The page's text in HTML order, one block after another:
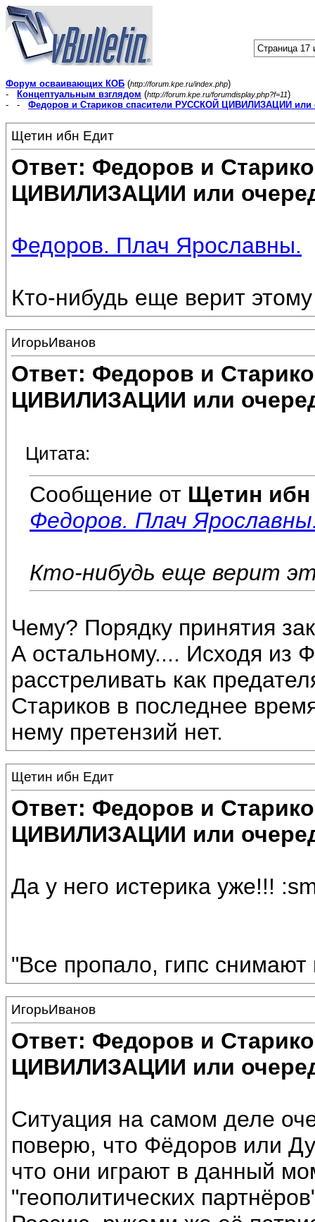
Страница 17
Форум осваивающих КОБ (http://forum.kpe.ru/index.php)
-
Концептуальным взглядом (http://forum.kpe.ru/forumdisplay.php?f=11)
- - Федоров и Стариков спасители РУССКОЙ ЦИВИЛИЗАЦИИ или
Щетин ибн Едит
Ответ: Федоров и
ЦИВИЛИЗАЦИИ или
Федоров. Плач Ярославны.
Кто-нибудь еще верит
ИгорьИванов
Ответ: Федоров и
ЦИВИЛИЗАЦИИ или
Цитата:
Сообщение от Щетин ибн
Федоров. Плач
Кто-нибудь еще верит
Чему? Порядку принятия
А остальному.... Исходя из
расстреливать как
Стариков в последнее
нему претензий нет.
Щетин ибн Едит
Ответ: Федоров и
ЦИВИЛИЗАЦИИ или
Да у него истерика уже!!!
"Все пропало, гипс снимают
ИгорьИванов
Ответ: Федоров и
ЦИВИЛИЗАЦИИ или
Ситуация на самом деле
поверю, что Фёдоров или
что они играют в данный
"геополитических